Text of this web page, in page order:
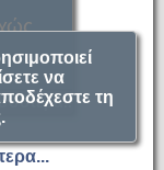
να
τη